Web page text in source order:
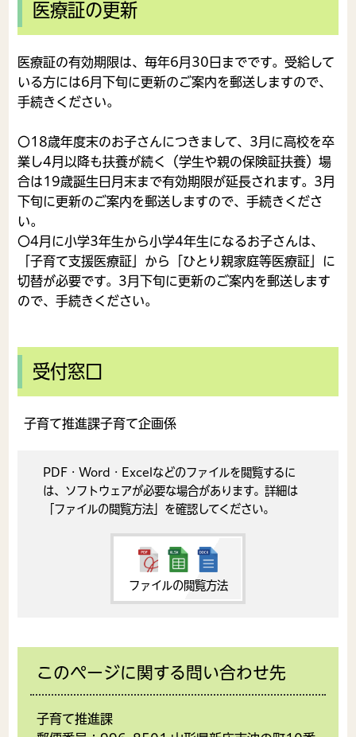
医療証の更新
医療証の有効期限は、毎年6月30日までです。受給して
いる方には6月下旬に更新のご案内を郵送しますので、
手続きください。
〇18歳年度末のお子さんにつきまして、3月に高校を卒
業し4月以降も扶養が続く（学生や親の保険証扶養）場
合は19歳誕生日月末まで有効期限が延長されます。3月
下旬に更新のご案内を郵送しますので、手続きくださ
い。
〇4月に小学3年生から小学4年生になるお子さんは、
「子育て支援医療証」から「ひとり親家庭等医療証」に
切替が必要です。3月下旬に更新のご案内を郵送します
ので、手続きください。
受付窓口
子育て推進課子育て企画係
PDF・Word・Excelなどのファイルを閲覧するに
は、ソフトウェアが必要な場合があります。詳細は
「ファイルの閲覧方法」を確認してください。
ファイルの閲覧方法
このページに関する問い合わせ先
子育て推進課